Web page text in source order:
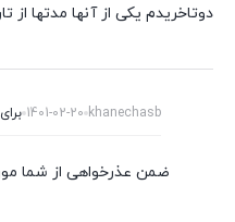
دوتاخریدم یکی از آنها مدتها
khanechasb
1401-02-20
ضمن عذرخواهی از شما